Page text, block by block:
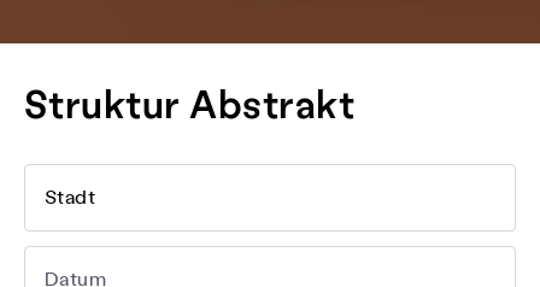
Struktur Abstrakt
Stadt
Datum